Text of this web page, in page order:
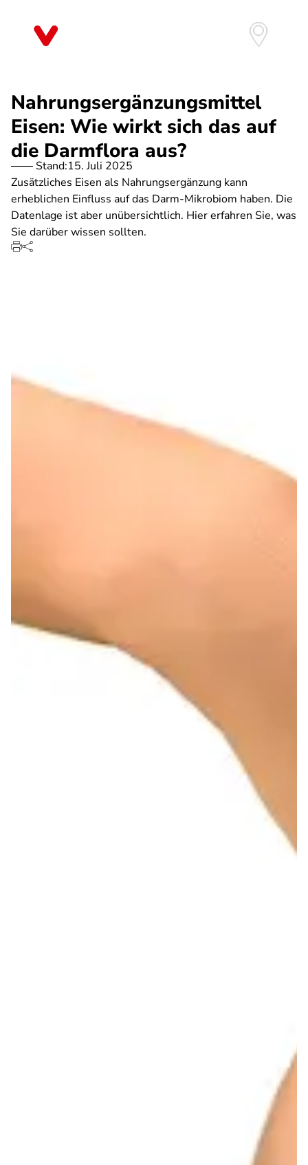
Nahrungsergänzungsmittel
Eisen: Wie wirkt sich das auf
die Darmflora aus?
Stand:15. Juli 2025
Zusätzliches Eisen als Nahrungsergänzung kann
erheblichen Einfluss auf das Darm-Mikrobiom haben. Die
Datenlage ist aber unübersichtlich. Hier erfahren Sie, was
Sie darüber wissen sollten.